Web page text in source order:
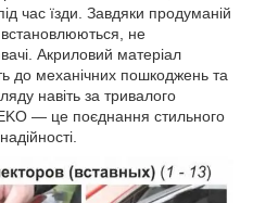
час їзди. Завдяки продуманій
встановлюються, не
Акриловий матеріал
до механічних пошкоджень та
навіть за тривалого
— це поєднання стильного